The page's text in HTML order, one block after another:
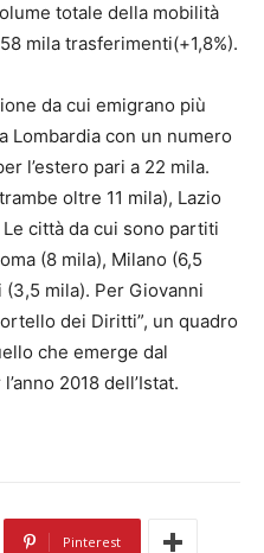
totale della mobilità
mila trasferimenti(+1,8%).
da cui emigrano più
Lombardia con un numero
l’estero pari a 22 mila.
oltre 11 mila), Lazio
città da cui sono partiti
(8 mila), Milano (6,5
mila). Per Giovanni
dei Diritti”, un quadro
che emerge dal
2018 dell’Istat.
Pinterest